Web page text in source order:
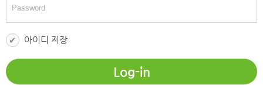
아이디 저장
Log-in